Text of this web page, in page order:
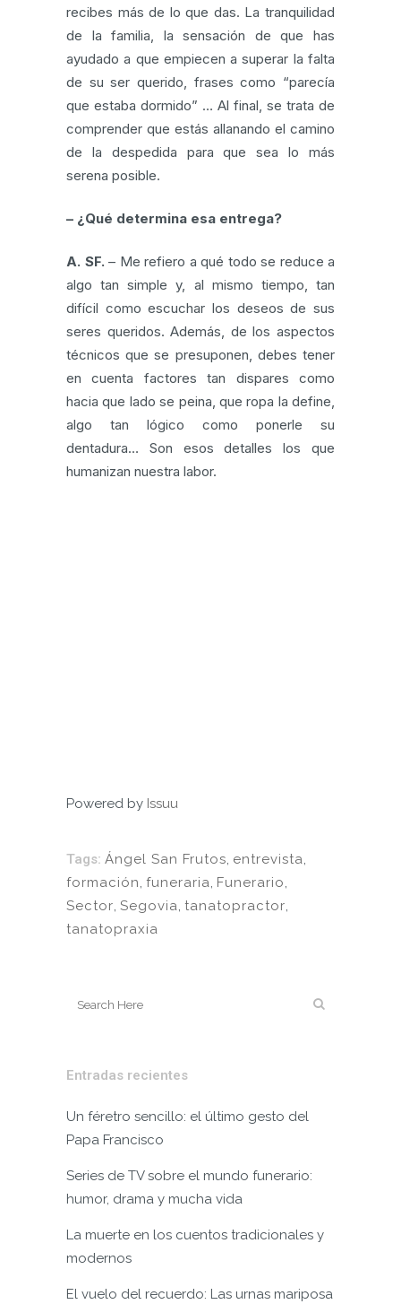
recibes más de lo que das. La tranquilidad
de la familia, la sensación de que has
ayudado a que empiecen a superar la falta
de su ser querido, frases como “parecía
que estaba dormido” … Al final, se trata de
comprender que estás allanando el camino
de la despedida para que sea lo más
serena posible.
– ¿Qué determina esa entrega?
A. SF. – Me refiero a qué todo se reduce a
algo tan simple y, al mismo tiempo, tan
difícil como escuchar los deseos de sus
seres queridos. Además, de los aspectos
técnicos que se presuponen, debes tener
en cuenta factores tan dispares como
hacia que lado se peina, que ropa la define,
algo tan lógico como ponerle su
dentadura… Son esos detalles los que
humanizan nuestra labor.
Powered by Issuu
Tags: Ángel San Frutos, entrevista,
formación, funeraria, Funerario,
Sector, Segovia, tanatopractor,
tanatopraxia
Entradas recientes
Un féretro sencillo: el último gesto del
Papa Francisco
Series de TV sobre el mundo funerario:
humor, drama y mucha vida
La muerte en los cuentos tradicionales y
modernos
El vuelo del recuerdo: Las urnas mariposa